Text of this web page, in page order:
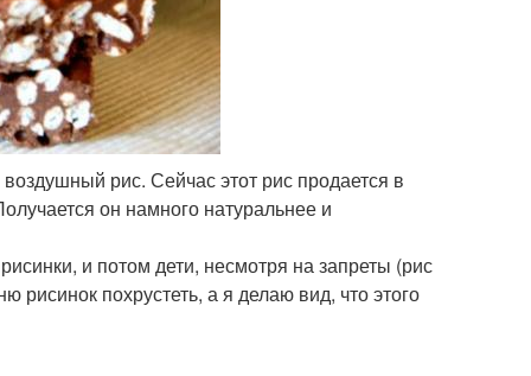
рис. Сейчас этот рис продается в
он намного натуральнее и
и потом дети, несмотря на запреты (рис
похрустеть, а я делаю вид, что этого